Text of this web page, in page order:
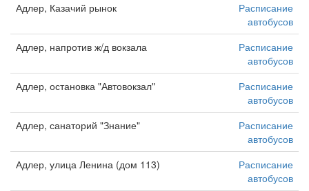
Адлер, Казачий рынок
Расписание
автобусов
Адлер, напротив ж/д вокзала
Расписание
автобусов
Адлер, остановка "Автовокзал"
Расписание
автобусов
Адлер, санаторий "Знание"
Расписание
автобусов
Адлер, улица Ленина (дом 113)
Расписание
автобусов